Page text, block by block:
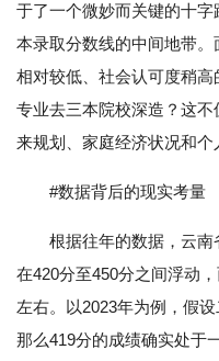
于了一个微妙而关键的十
本录取分数线的中间地带
相对较低、社会认可度稍
专业去三本院校深造？这
来规划、家庭经济状况和个
#数据背后的现实考量
根据往年的数据，云
在420分至450分之间浮动
左右。以2023年为例，假
那么419分的成绩确实处于